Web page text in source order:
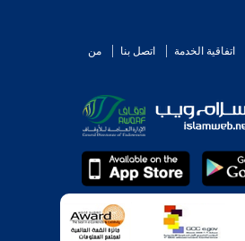
اتفاقية الخدمة اتصل بنا
من